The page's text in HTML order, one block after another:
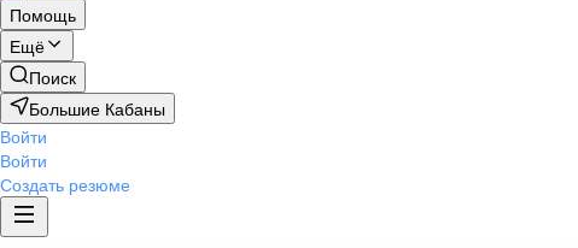
Помощь
Ещё
Поиск
Большие Кабаны
Войти
Войти
Создать резюме